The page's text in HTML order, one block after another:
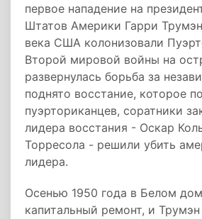
первое нападение на
Штатов Америки Гарри
века США колонизовали
Второй мировой войны на
развернулась борьба за
поднято восстание, которое
пуэрториканцев, соратники
лидера восстания - Оскар
Торресола - решили убить
лидера.
Осенью 1950 года в Белом
капитальный ремонт, и